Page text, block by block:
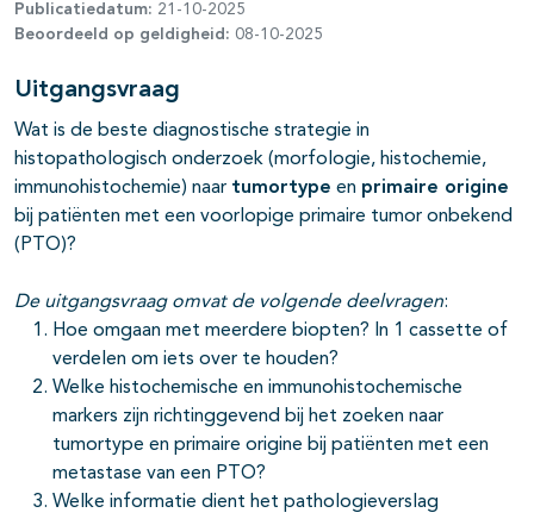
open- en dichtklappen
open- en dichtklappen
Publicatiedatum: 21-10-2025
Beoordeeld op geldigheid: 08-10-2025
Uitgangsvraag
Wat is de beste diagnostische strategie in
histopathologisch onderzoek (morfologie, histochemie,
immunohistochemie) naar tumortype en primaire origine
bij patiënten met een voorlopige primaire tumor onbekend
(PTO)?
De uitgangsvraag omvat de volgende deelvragen:
Hoe omgaan met meerdere biopten? In 1 cassette of
verdelen om iets over te houden?
Welke histochemische en immunohistochemische
markers zijn richtinggevend bij het zoeken naar
tumortype en primaire origine bij patiënten met een
metastase van een PTO?
Welke informatie dient het pathologieverslag